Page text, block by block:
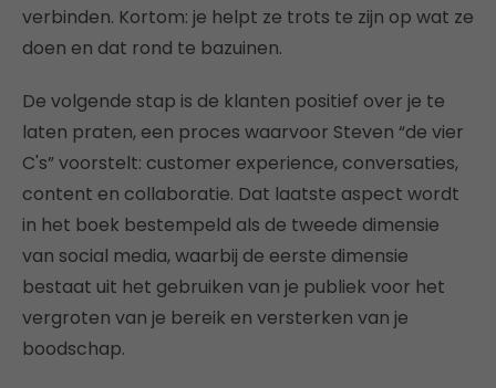
verbinden. Kortom: je helpt ze trots te zijn op wat ze
doen en dat rond te bazuinen.
De volgende stap is de klanten positief over je te
laten praten, een proces waarvoor Steven “de vier
C's” voorstelt: customer experience, conversaties,
content en collaboratie. Dat laatste aspect wordt
in het boek bestempeld als de tweede dimensie
van social media, waarbij de eerste dimensie
bestaat uit het gebruiken van je publiek voor het
vergroten van je bereik en versterken van je
boodschap.